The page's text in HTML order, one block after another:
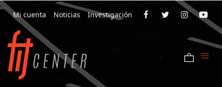
Mi cuenta Noticias Investigación